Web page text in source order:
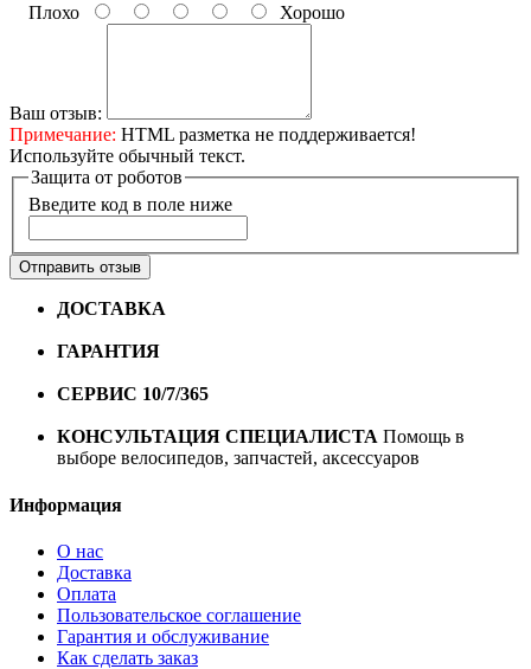
Плохо
Хорошо
Ваш отзыв:
Примечание: HTML разметка не поддерживается!
Используйте обычный текст.
Защита от роботов
Введите код в поле ниже
Отправить отзыв
ДОСТАВКА
ГАРАНТИЯ
СЕРВИС 10/7/365
КОНСУЛЬТАЦИЯ СПЕЦИАЛИСТА Помощь в
выборе велосипедов, запчастей, аксессуаров
Информация
О нас
Доставка
Оплата
Пользовательское соглашение
Гарантия и обслуживание
Как сделать заказ